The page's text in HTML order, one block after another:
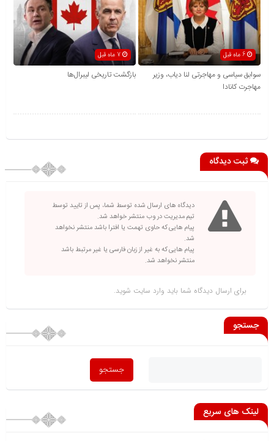
6 ماه قبل
سوابق سیاسی و مهاجرتی لنا دیاب، وزیر
مهاجرت کانادا
بازگشت تاریخی لیبرال‌ها
ثبت دیدگاه
دیدگاه های ارسال شده توسط شما، پس از تایید توسط
تیم مدیریت در وب منتشر خواهد شد.
پیام هایی که حاوی تهمت یا افترا باشد منتشر نخواهد
شد.
پیام هایی که به غیر از زبان فارسی یا غیر مرتبط باشد
منتشر نخواهد شد.
برای ارسال دیدگاه شما باید وارد سایت شوید.
جستجو
لینک های سریع